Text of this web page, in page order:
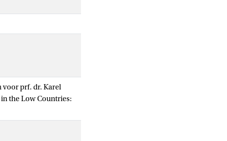
voor prf. dr. Karel
the Low Countries: